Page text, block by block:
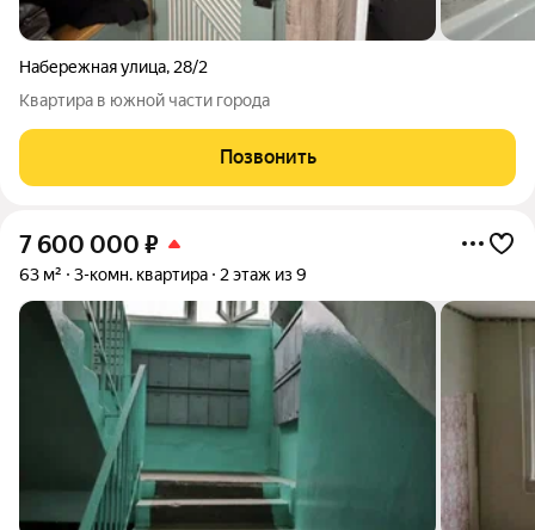
Набережная улица, 28/2
Квартира в южной части города
Позвонить
7 600 000 ₽
63 м² 3-комн. квартира 2 этаж из 9